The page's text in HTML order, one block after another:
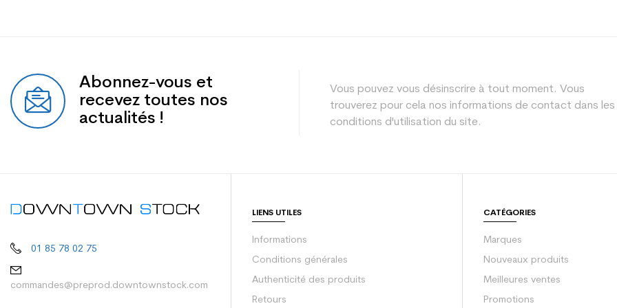
Type de fermeture
Abonnez-vous et
recevez toutes nos
actualités !
Vous pouvez vous désinscrire à tout moment. Vous
trouverez pour cela nos informations de contact dans les
conditions d'utilisation du site.
01 85 78 02 75
commandes@preprod.downtownstock.com
LIENS UTILES
Informations
Conditions générales
Authenticité des produits
Retours
CATÉGORIES
Marques
Nouveaux produits
Meilleures ventes
Promotions